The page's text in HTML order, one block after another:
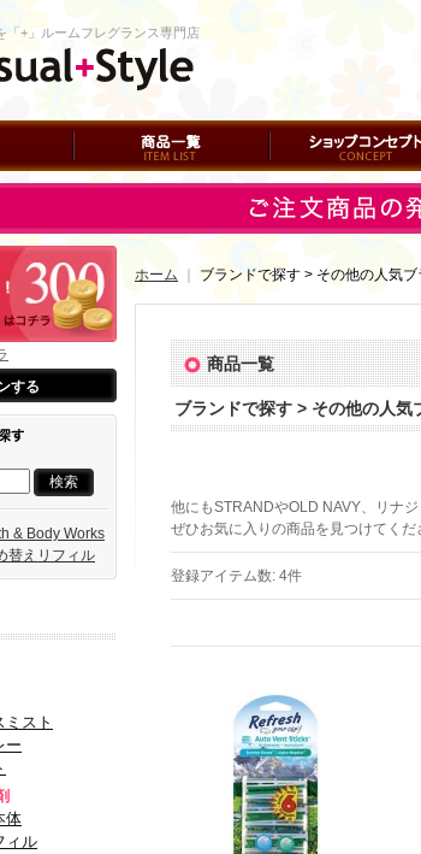
商品一覧 ショップコンセプト
「+」ルームフレグランス専門店
する
& Body Works
替えリフィル
ミスト
ー
体
ィル
ホーム ブランドで探す > その他の人気ブ
商品一覧
ブランドで探す > その他の人気
他にもSTRANDやOLD NAVY、リナ
ぜひお気に入りの商品を見つけてくだ
登録アイテム数: 4件